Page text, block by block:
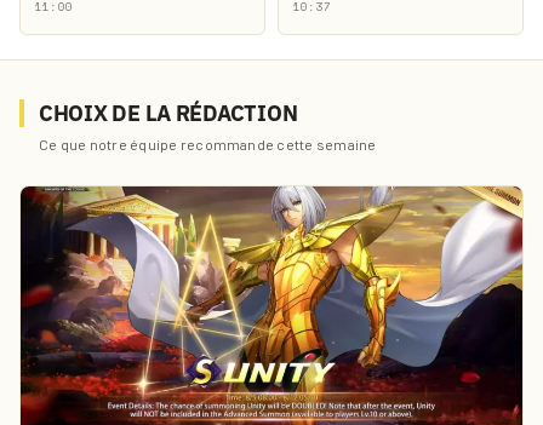
11:00 10:37
CHOIX DE LA RÉDACTION
Ce que notre équipe recommande cette semaine